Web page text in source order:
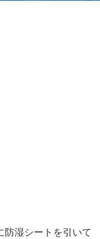
湿シートを引いて